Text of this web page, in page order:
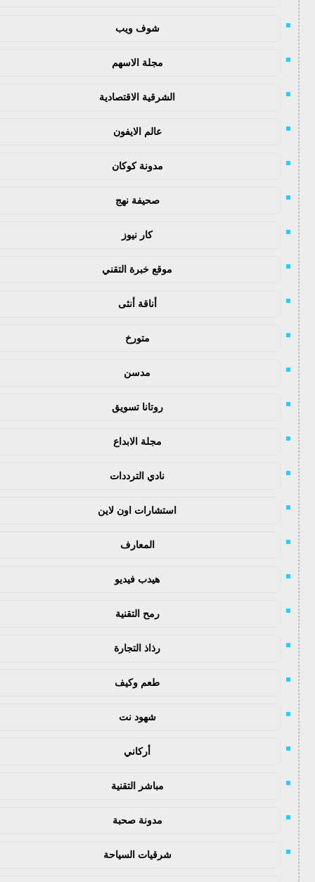
شوف ويب
مجلة الاسهم
الشرقية الاقتصادية
عالم الايفون
مدونة كوكان
صحيفة نهج
كار نيوز
موقع خبرة التقني
أناقة أنثى
متورخ
مدسن
روتانا تسويق
مجلة الابداع
نادي الترددات
استشارات اون لاين
المعارف
هيدب فيديو
رمح التقنية
رذاذ التجارة
طعم وكيف
شهود نت
أركاني
مباشر التقنية
مدونة صحبة
شرقيات السياحة